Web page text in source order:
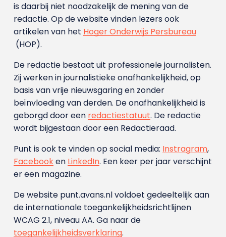
is daarbij niet noodzakelijk de mening van de
redactie. Op de website vinden lezers ook
artikelen van het Hoger Onderwijs Persbureau
(HOP).
De redactie bestaat uit professionele journalisten.
Zij werken in journalistieke onafhankelijkheid, op
basis van vrije nieuwsgaring en zonder
beïnvloeding van derden. De onafhankelijkheid is
geborgd door een redactiestatuut. De redactie
wordt bijgestaan door een Redactieraad.
Punt is ook te vinden op social media: Instragram,
Facebooken LinkedIn. Een keer per jaar verschijnt
er een magazine.
De website punt.avans.nl voldoet gedeeltelijk aan
de internationale toegankelijkheidsrichtlijnen
WCAG 2.1, niveau AA. Ga naar de
toegankelijkheidsverklaring.